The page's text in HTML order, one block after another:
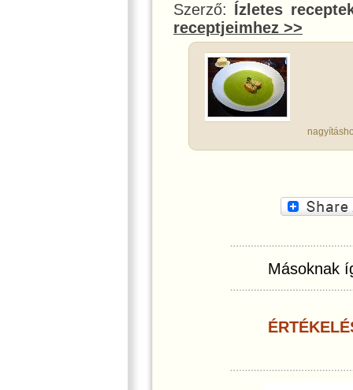
Szerző: Ízletes
receptjeimhez >>
Másoknak